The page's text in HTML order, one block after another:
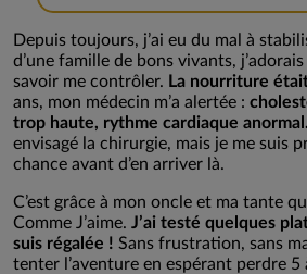
Depuis toujours, j’ai eu du mal à
d’une famille de bons vivants,
savoir me contrôler. La nourriture
ans, mon médecin m’a alertée :
trop haute, rythme cardiaque
envisagé la chirurgie, mais je me suis
chance avant d’en arriver là.
C’est grâce à mon oncle et ma tante
Comme J’aime. J’ai testé quelques
suis régalée ! Sans frustration, sans
tenter l’aventure en espérant perdre 5